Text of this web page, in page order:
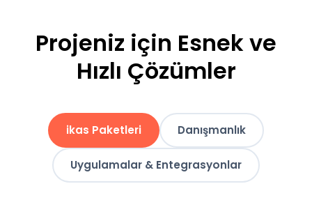
Projeniz için Esnek ve
Hızlı Çözümler
ikas Paketleri Danışmanlık
Uygulamalar & Entegrasyonlar